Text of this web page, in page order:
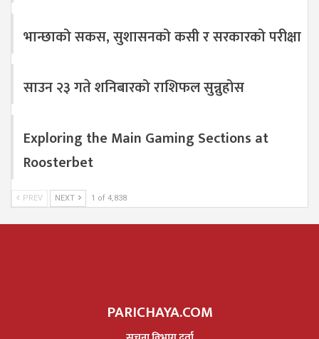
भान्छाको सकस, सुशासनको कसी र सरकारको परीक्षा
साउन २३ गते शनिबारको राशिफल सुन्नुहोस
Exploring the Main Gaming Sections at
Roosterbet
PREV NEXT 1 of 4,838
PARICHAYA.COM